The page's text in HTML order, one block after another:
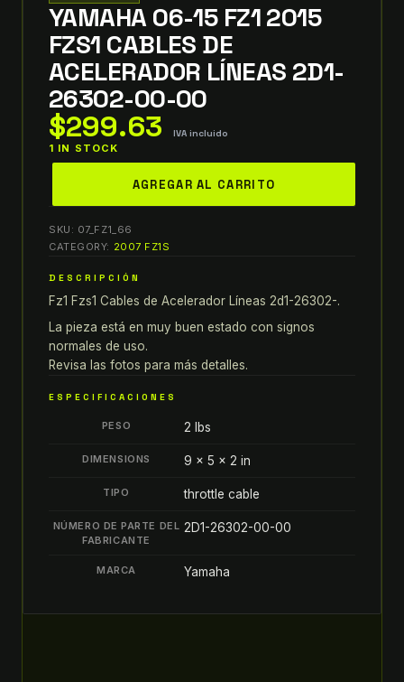
YAMAHA 06-15 FZ1 2015
FZS1 CABLES DE
ACELERADOR LÍNEAS 2D1-
26302-00-00
$299.63 IVA incluido
1 IN STOCK
fz1
fzs1
CABLES
DE
ACELERADOR
LÍNEAS
2D1-
AGREGAR AL CARRITO
SKU: 07_FZ1_66
CATEGORY: 2007 FZ1S
DESCRIPCIÓN
Fz1 Fzs1 Cables de Acelerador Líneas 2d1-26302-.
La pieza está en muy buen estado con signos
normales de uso.
Revisa las fotos para más detalles.
ESPECIFICACIONES
PESO 2 lbs
DIMENSIONS 9 × 5 × 2 in
TIPO throttle cable
NÚMERO DE PARTE DEL
FABRICANTE
2D1-26302-00-00
MARCA Yamaha